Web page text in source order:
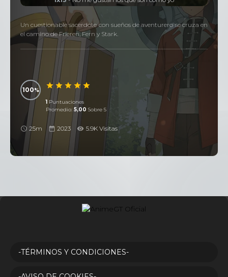
Un cuestionable sacerdote con sueños de aventurero se cruza en
el camino de Frieren, Fern y Stark.
100
1 Puntuaciones
Promedio: 5,00 Sobre 5
25m 2023 5.9K Visitas
-TÉRMINOS Y CONDICIONES-